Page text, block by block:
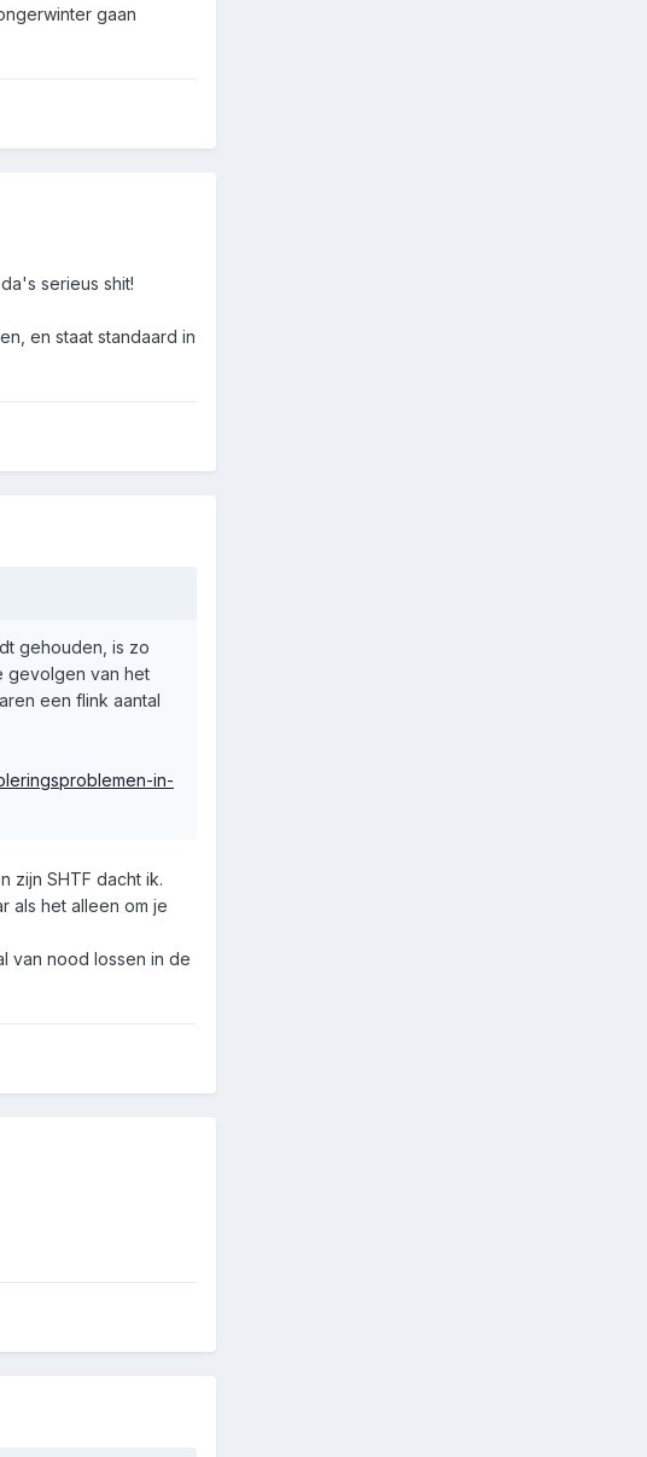
gaan
da's serieus shit!
en staat standaard in
gehouden, is zo
gevolgen van het
een flink aantal
in-
zijn SHTF dacht ik.
als het alleen om je
van nood lossen in de